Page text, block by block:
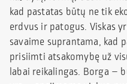
kad pastatas būtų ne tik
erdvus ir patogus. Viskas
savaime suprantama, kad
prisiimti atsakomybę už
labai reikalingas. Borga –